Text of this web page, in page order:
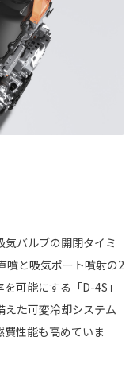
バルブの開閉タイミ
噴と吸気ポート噴射の2
可能にする「D-4S」
えた可変冷却システム
性能も高めていま